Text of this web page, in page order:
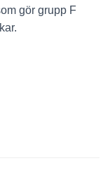
gör grupp F